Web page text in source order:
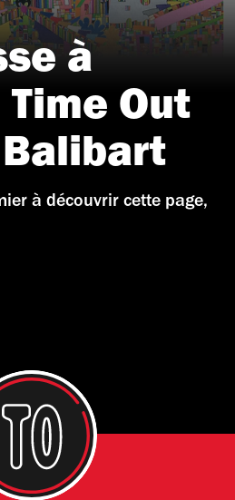
à
Out
à découvrir cette page,